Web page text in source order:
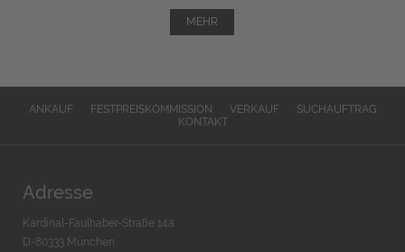
MEHR
ANKAUF FESTPREISKOMMISSION VERKAUF
SUCHAUFTRAG
KONTAKT
Adresse
Kardinal-Faulhaber-Straße 14a
D-80333 München